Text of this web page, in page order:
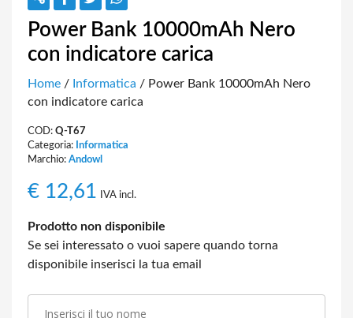
Power Bank 10000mAh Nero
con indicatore carica
Home / Informatica / Power Bank 10000mAh Nero
con indicatore carica
COD: Q-T67
Categoria: Informatica
Marchio: Andowl
€ 12,61 IVA incl.
Prodotto non disponibile
Se sei interessato o vuoi sapere quando torna
disponibile inserisci la tua email